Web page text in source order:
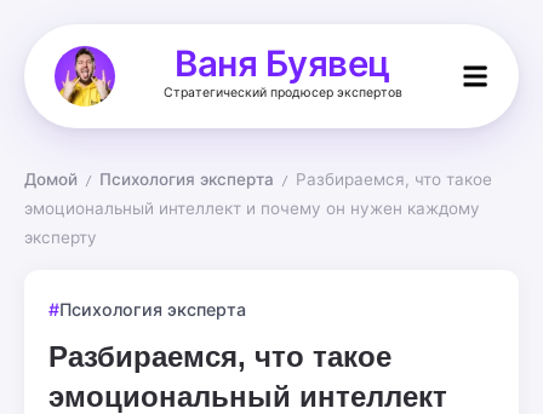
Ваня Буявец
Стратегический продюсер экспертов
Домой / Психология эксперта /
Разбираемся, что такое
эмоциональный интеллект и почему он нужен каждому
эксперту
Психология эксперта
Разбираемся, что такое
эмоциональный интеллект